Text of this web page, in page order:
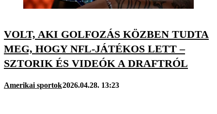
VOLT, AKI GOLFOZÁS KÖZBEN TUDTA
MEG, HOGY NFL-JÁTÉKOS LETT –
SZTORIK ÉS VIDEÓK A DRAFTRÓL
Amerikai sportok2026.04.28. 13:23